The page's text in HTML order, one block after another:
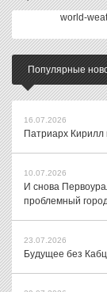
world-
Популярные
16.07.2026
Патриарх Кирилл
10.07.2026
И снова
проблемный
23.07.2026
Будущее без